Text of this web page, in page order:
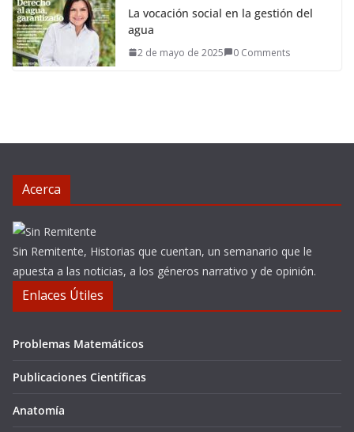
La vocación social en la gestión del
agua
2 de mayo de 2025 0 Comments
Acerca
Sin Remitente, Historias que cuentan, un semanario que le
apuesta a las noticias, a los géneros narrativo y de opinión.
Enlaces Útiles
Problemas Matemáticos
Publicaciones Científicas
Anatomía